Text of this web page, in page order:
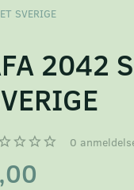
SVERIGE
2042
0